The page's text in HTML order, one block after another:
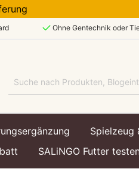
Ohne Gentechnik oder
Spielzeug
SALiNGO Futter